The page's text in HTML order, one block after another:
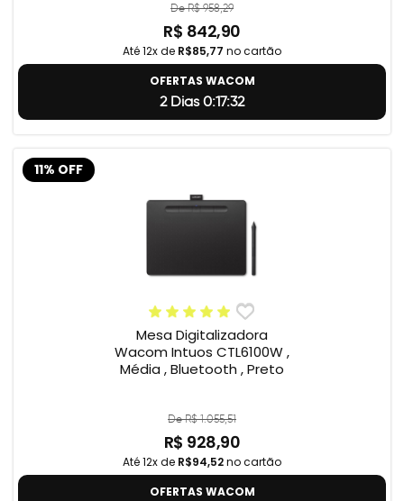
De R$ 958,29
R$ 842,90
Até 12x de R$85,77 no cartão
OFERTAS WACOM
2 Dias 0:17:31
11% OFF
Mesa Digitalizadora
Wacom Intuos CTL6100W ,
Média , Bluetooth , Preto
De R$ 1.055,51
R$ 928,90
Até 12x de R$94,52no cartão
OFERTAS WACOM